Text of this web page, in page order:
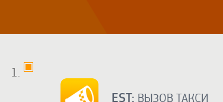
EST: ВЫЗОВ ТАКСИ